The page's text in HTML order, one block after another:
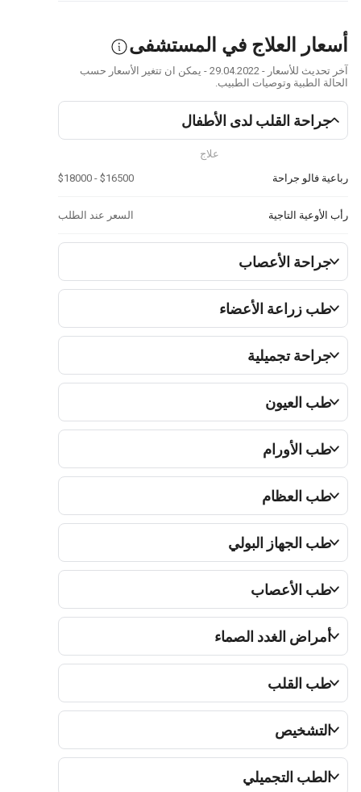
العلاج في المستشفى
آخر تحديث للأسعار - 29.04.2022 - يمكن ان تتغير الأسعار حسب
الطبية وتوصيات الطبيب.
القلب لدى الأطفال
فالو جراحة
$16500 - $18000
التاجية السعر عند الطلب
الأعصاب
زراعة الأعضاء
تجميلية
العيون
الأورام
العظام
الجهاز البولي
الأعصاب
الغدد الصماء
القلب
التجميلي